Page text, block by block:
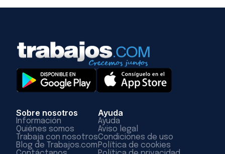
Sobre nosotros
Información
Quiénes somos
Trabaja con nosotros
Blog de Trabajos.com
Ayuda
Ayuda
Aviso legal
Condiciones de uso
Política de cookies